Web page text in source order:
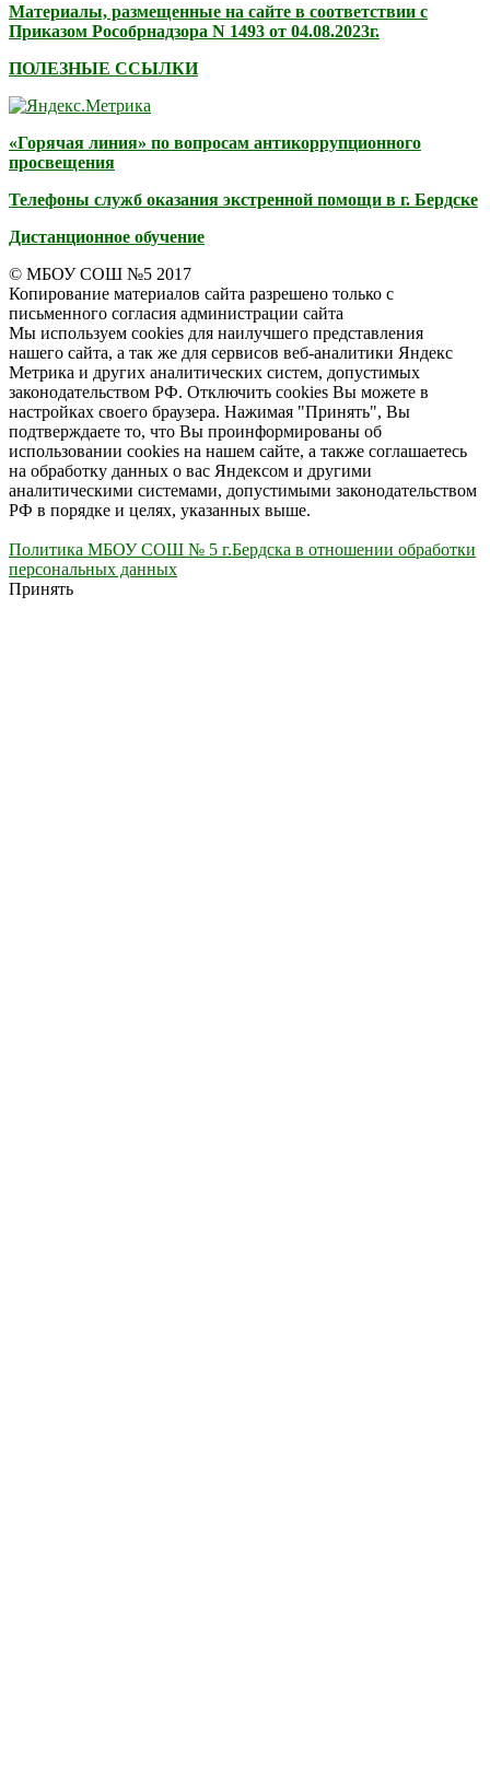
Материалы, размещенные на сайте в соответствии с
Приказом Рособрнадзора N 1493 от 04.08.2023г.
ПОЛЕЗНЫЕ ССЫЛКИ
«Горячая линия» по вопросам антикоррупционного
просвещения
Телефоны служб оказания экстренной помощи в г. Бердске
Дистанционное обучение
© МБОУ СОШ №5 2017
Копирование материалов сайта разрешено только с
письменного согласия администрации сайта
Мы используем cookies для наилучшего представления
нашего сайта, а так же для сервисов веб-аналитики Яндекс
Метрика и других аналитических систем, допустимых
законодательством РФ. Отключить cookies Вы можете в
настройках своего браузера. Нажимая "Принять", Вы
подтверждаете то, что Вы проинформированы об
использовании cookies на нашем сайте, а также соглашаетесь
на обработку данных о вас Яндексом и другими
аналитическими системами, допустимыми законодательством
РФ в порядке и целях, указанных выше.
Политика МБОУ СОШ № 5 г.Бердска в отношении обработки
персональных данных
Принять